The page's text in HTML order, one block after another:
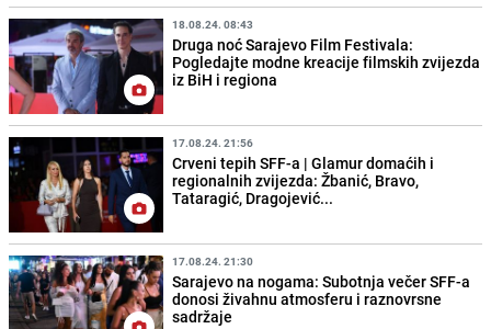
18.08.24. 08:43
Druga noć Sarajevo Film Festivala:
Pogledajte modne kreacije filmskih zvijezda
iz BiH i regiona
17.08.24. 21:56
Crveni tepih SFF-a | Glamur domaćih i
regionalnih zvijezda: Žbanić, Bravo,
Tataragić, Dragojević...
17.08.24. 21:30
Sarajevo na nogama: Subotnja večer SFF-a
donosi živahnu atmosferu i raznovrsne
sadržaje